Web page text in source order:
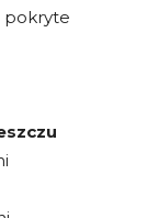
pokryte